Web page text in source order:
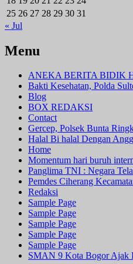
25 26 27 28 29 30 31
« Jul
Menu
ANEKA BERITA BIDIK
Bakti Kesehatan, Polda
Blog
BOX REDAKSI
Contact
Gercep, Polsek Bunta
Halal Bi halal Dengan
Home
Momentum hari buruh
Panglima TNI : Negara
Pemdes Ciherang
Redaksi
Sample Page
Sample Page
Sample Page
Sample Page
Sample Page
SMAN 9 Kota Bogor Ajak